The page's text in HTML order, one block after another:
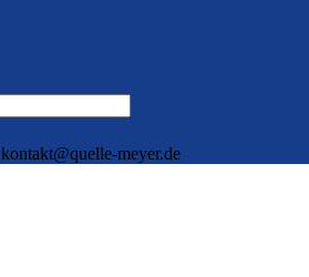
kontakt@quelle-meyer.de